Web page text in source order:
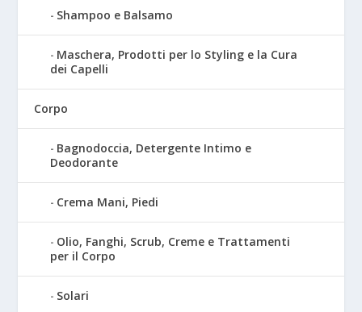
Shampoo e Balsamo
Maschera, Prodotti per lo Styling e la Cura
dei Capelli
Corpo
Bagnodoccia, Detergente Intimo e
Deodorante
Crema Mani, Piedi
Olio, Fanghi, Scrub, Creme e Trattamenti
per il Corpo
Solari